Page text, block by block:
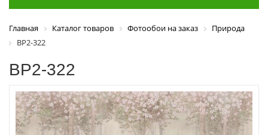
Главная Каталог товаров Фотообои на заказ
Природа
ВР2-322
ВР2-322